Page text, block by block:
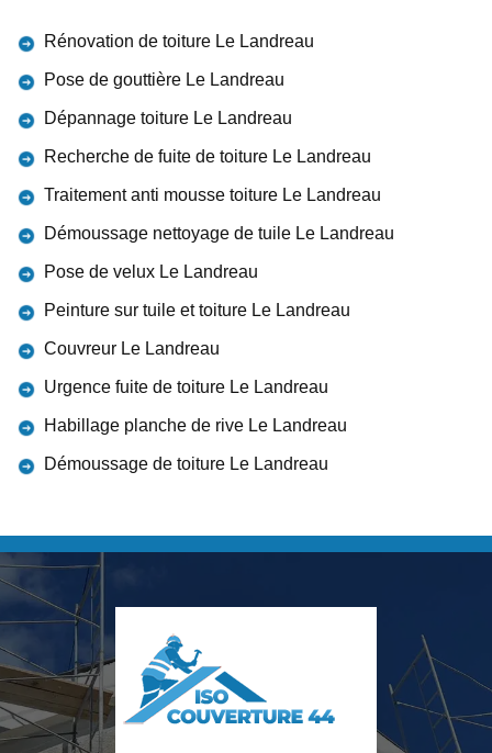
Rénovation de toiture Le Landreau
Pose de gouttière Le Landreau
Dépannage toiture Le Landreau
Recherche de fuite de toiture Le Landreau
Traitement anti mousse toiture Le Landreau
Démoussage nettoyage de tuile Le Landreau
Pose de velux Le Landreau
Peinture sur tuile et toiture Le Landreau
Couvreur Le Landreau
Urgence fuite de toiture Le Landreau
Habillage planche de rive Le Landreau
Démoussage de toiture Le Landreau